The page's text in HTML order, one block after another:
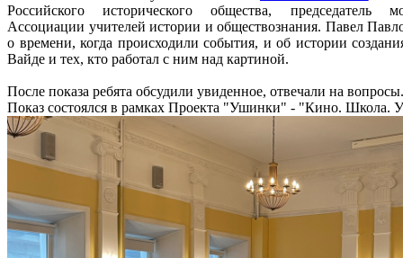
Российского исторического общества, председатель
Ассоциации учителей истории и обществознания. Павел
о времени, когда происходили события, и об истории
Вайде и тех, кто работал с ним над картиной.
После показа ребята обсудили увиденное, отвечали на вопросы.
Показ состоялся в рамках Проекта "Ушинки" - "Кино. Школа.